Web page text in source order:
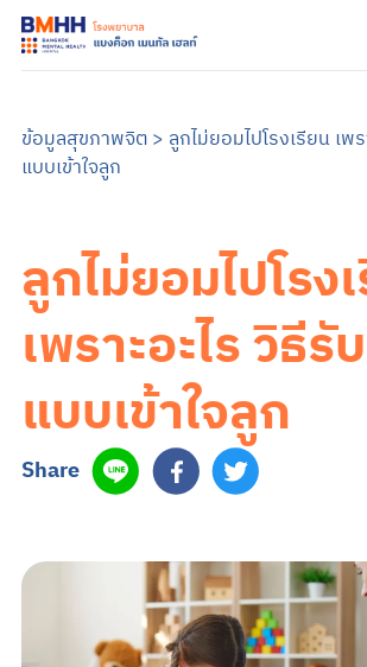
หน้าแรก
เกี่ยวกับเรา
บริการของเรา
บริการสำหรับผู้ป่วยนอก
ศูนย์รักษาโรคซึมเศร้าครบวงจร
การบำบัด
บริการสำหรับผู้ป่วยใน
อาการและการรักษา
ซึมเศร้า
วิตกกังวล
จิตเภท
อารมณ์สองขั้ว
สมองเสื่อม
ออทิสติก หรือภาวะออทิสติกสเปกตรัม
สมาธิสั้น
โรคแพนิค
ภาวะเครียดหลังเผชิญเหตุการณ์รุน
ข้อมูลสุขภาพ
ข้อมูลสุขภาพจิต
แบบทดสอบสุขภาพจิต
ข่าวสารและบริการ
ค้นหาแพทย์
ข้อมูลสุขภาพจิต> ลูกไม่ยอมไปโรงเรียน เพ
แบบเข้าใจลูก
ลูกไม่ยอมไปโรง
เพราะอะไร วิธีรั
แบบเข้าใจลูก
Share